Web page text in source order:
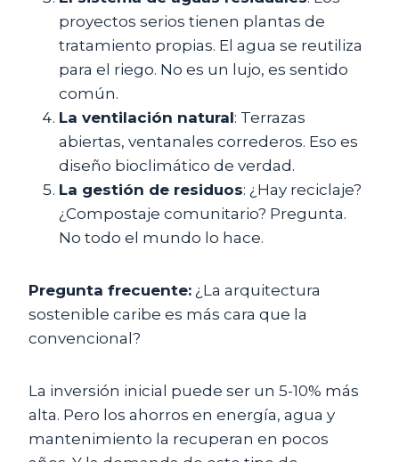
proyectos serios tienen plantas de
tratamiento propias. El agua se reutiliza
para el riego. No es un lujo, es sentido
común.
La ventilación natural: Terrazas
abiertas, ventanales correderos. Eso es
diseño bioclimático de verdad.
La gestión de residuos: ¿Hay reciclaje?
¿Compostaje comunitario? Pregunta.
No todo el mundo lo hace.
Pregunta frecuente: ¿La arquitectura
sostenible caribe es más cara que la
convencional?
La inversión inicial puede ser un 5-10% más
alta. Pero los ahorros en energía, agua y
mantenimiento la recuperan en pocos